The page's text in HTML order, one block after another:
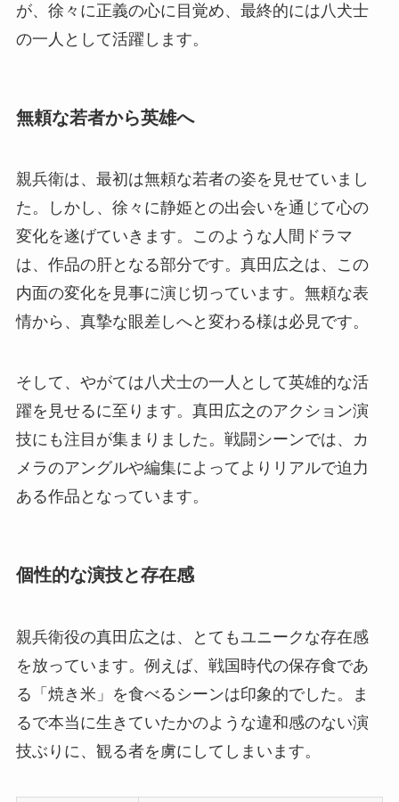
が、徐々に正義の心に目覚め、最終的には八犬士
の一人として活躍します。
無頼な若者から英雄へ
親兵衛は、最初は無頼な若者の姿を見せていまし
た。しかし、徐々に静姫との出会いを通じて心の
変化を遂げていきます。このような人間ドラマ
は、作品の肝となる部分です。真田広之は、この
内面の変化を見事に演じ切っています。無頼な表
情から、真摯な眼差しへと変わる様は必見です。
そして、やがては八犬士の一人として英雄的な活
躍を見せるに至ります。真田広之のアクション演
技にも注目が集まりました。戦闘シーンでは、カ
メラのアングルや編集によってよりリアルで迫力
ある作品となっています。
個性的な演技と存在感
親兵衛役の真田広之は、とてもユニークな存在感
を放っています。例えば、戦国時代の保存食であ
る「焼き米」を食べるシーンは印象的でした。ま
るで本当に生きていたかのような違和感のない演
技ぶりに、観る者を虜にしてしまいます。